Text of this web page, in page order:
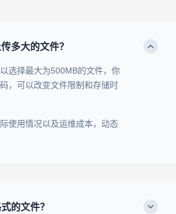
多大的文件？
选择最大为500MB的文件，你
，可以改变文件限制和存储时
使用情况以及运维成本，动态
的文件？